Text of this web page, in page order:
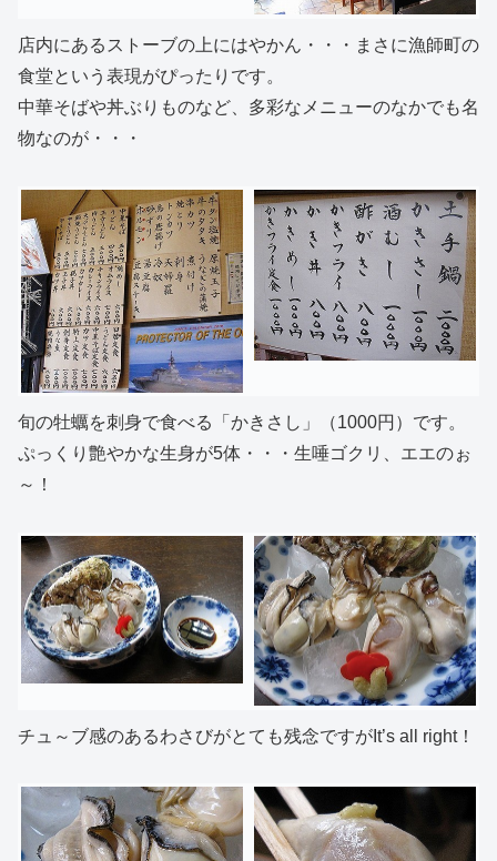
店内にあるストーブの上にはやかん・・・まさに漁師町の
食堂という表現がぴったりです。
中華そばや丼ぶりものなど、多彩なメニューのなかでも名
物なのが・・・
旬の牡蠣を刺身で食べる「かきさし」（1000円）です。
ぷっくり艶やかな生身が5体・・・生唾ゴクリ、エエのぉ
～！
チュ～ブ感のあるわさびがとても残念ですがIt’s all right！